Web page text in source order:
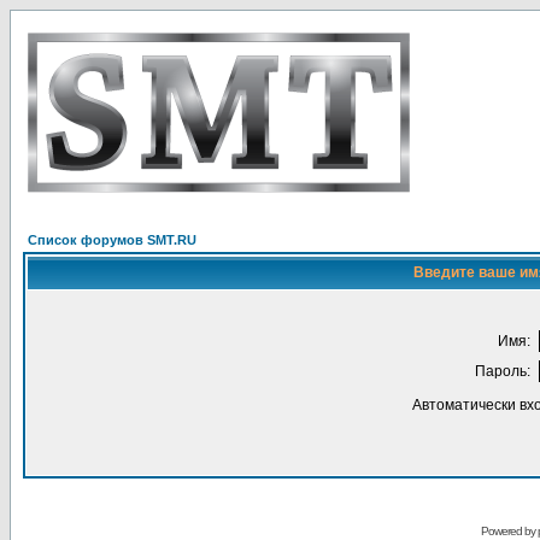
Список форумов SMT.RU
Введите ваше
Имя:
Пароль:
Автоматически
Powered by